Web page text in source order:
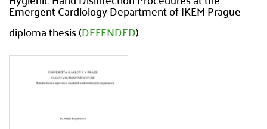
Emergent Cardiology Department of IKEM Prague
diploma thesis (DEFENDED)